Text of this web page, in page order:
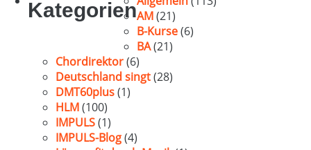
KategorienAM(21)
B-Kurse(6)
BA(21)
Chordirektor(6)
Deutschland singt(28)
DMT60plus(1)
HLM(100)
IMPULS(1)
IMPULS-Blog(4)